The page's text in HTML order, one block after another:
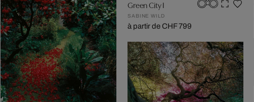
Green City I
SABINE WILD
à partir de CHF 799